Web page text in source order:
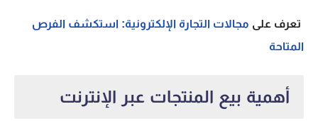
تعرف على مجالات التجارة الإلكترونية: استكشف الفرص
المتاحة
أهمية بيع المنتجات عبر الإنترنت